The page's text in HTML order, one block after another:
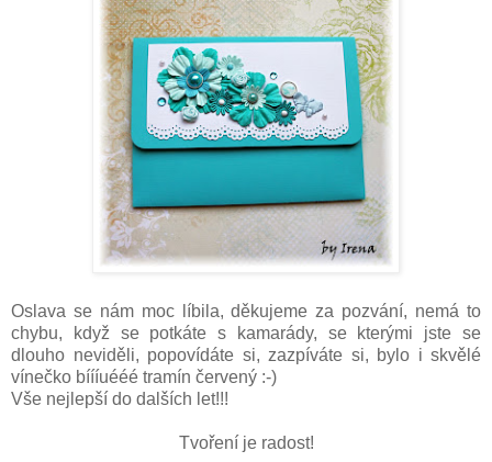
Oslava se nám moc líbila, děkujeme za pozvání, nemá to
chybu, když se potkáte s kamarády, se kterými jste se
dlouho neviděli, popovídáte si, zazpíváte si, bylo i skvělé
vínečko bíííuééé tramín červený :-)
Vše nejlepší do dalších let!!!
Tvoření je radost!